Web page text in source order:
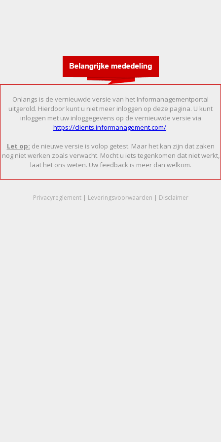
Onlangs is de vernieuwde versie van het Informanagementportal
uitgerold. Hierdoor kunt u niet meer inloggen op deze pagina. U kunt
inloggen met uw inloggegevens op de vernieuwde versie via
https://clients.informanagement.com/.
Let op: de nieuwe versie is volop getest. Maar het kan zijn dat zaken
nog niet werken zoals verwacht. Mocht u iets tegenkomen dat niet werkt,
laat het ons weten. Uw feedback is meer dan welkom.
Privacyreglement| Leveringsvoorwaarden | Disclaimer